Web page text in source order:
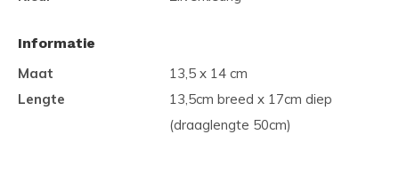
Informatie
Maat
13,5 x 14 cm
Lengte
13,5cm breed x 17cm diep
(draaglengte 50cm)